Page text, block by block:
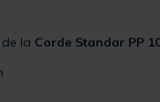
la Corde Standar PP